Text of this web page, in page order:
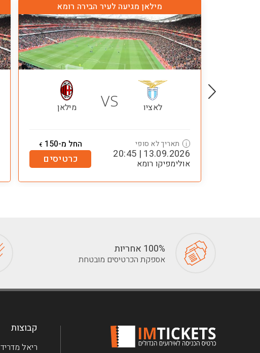
מילאן מגיעה לעיר הבירה רומא
לאציו VS מילאן
i תאריך לא סופי
13.09.2026 | 20:45
אולימפיקו רומא
החל מ-150 €
כרטיסים
100% אחריות
אספקת הכרטיסים מובטחת
קבוצות
ריאל מדריד